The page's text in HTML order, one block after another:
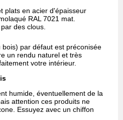
plats en acier d'épaisseur
RAL 7021 mat.
des clous.
par défaut est préconisée
un rendu naturel et très
votre intérieur.
humide, éventuellement de la
attention ces produits ne
Essuyez avec un chiffon